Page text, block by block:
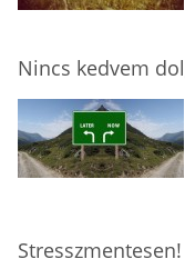
Nincs kedvem